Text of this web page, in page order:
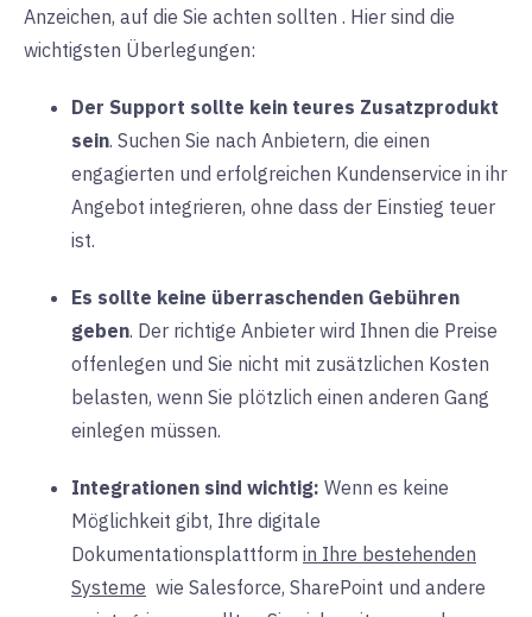
Anzeichen, auf die Sie achten sollten . Hier sind die
wichtigsten Überlegungen:
Der Support sollte kein teures Zusatzprodukt
sein. Suchen Sie nach Anbietern, die einen
engagierten und erfolgreichen Kundenservice in ihr
Angebot integrieren, ohne dass der Einstieg teuer
ist.
Es sollte keine überraschenden Gebühren
geben. Der richtige Anbieter wird Ihnen die Preise
offenlegen und Sie nicht mit zusätzlichen Kosten
belasten, wenn Sie plötzlich einen anderen Gang
einlegen müssen.
Integrationen sind wichtig: Wenn es keine
Möglichkeit gibt, Ihre digitale
Dokumentationsplattform in Ihre bestehenden
Systeme wie Salesforce, SharePoint und andere